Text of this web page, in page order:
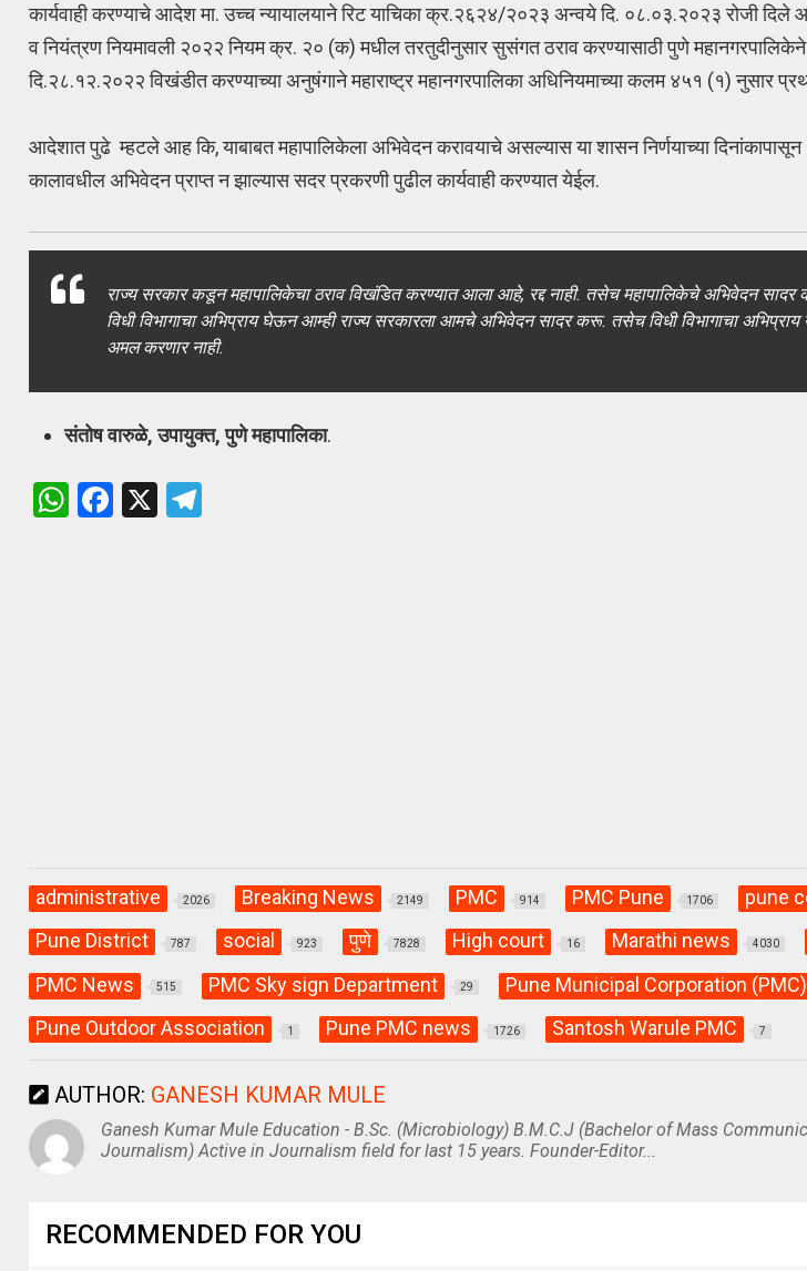
कार्यवाही करण्याचे आदेश मा. उच्च न्यायालयाने रिट याचिका क्र.२६२४/२०२३ अन्वये दि. ०८.०३.२०२३ रोजी
व नियंत्रण नियमावली २०२२ नियम क्र. २० (क) मधील तरतुदीनुसार सुसंगत ठराव करण्यासाठी पुणे
दि.२८.१२.२०२२ विखंडीत करण्याच्या अनुषंगाने महाराष्ट्र महानगरपालिका अधिनियमाच्या कलम ४५१ (१) नुसार
आदेशात पुढे म्हटले आह कि, याबाबत महापालिकेला अभिवेदन करावयाचे असल्यास या शासन निर्णयाच्या
कालावधील अभिवेदन प्राप्त न झाल्यास सदर प्रकरणी पुढील कार्यवाही करण्यात येईल.
राज्य सरकार कडून महापालिकेचा ठराव विखंडित करण्यात आला आहे, रद्द नाही. तसेच महापालिकेचे अभिवेदन सादर
विधी विभागाचा अभिप्राय घेऊन आम्ही राज्य सरकारला आमचे अभिवेदन सादर करू. तसेच विधी विभागाचा
अमल करणार नाही.
संतोष वारुळे, उपायुक्त, पुणे महापालिका.
W F
X
administrative 2026 Breaking News 2149 PMC 914 PMC Pune 1706 pune
Pune District 787 social 923 पुणे 7828 High court 16 Marathi news 4030
PMC News 515 PMC Sky sign Department 29 Pune Municipal Corporation (PMC)
Pune Outdoor Association 1 Pune PMC news 1726 Santosh Warule PMC 7
AUTHOR: GANESH KUMAR MULE
Ganesh Kumar Mule Education - B.Sc. (Microbiology) B.M.C.J (Bachelor of Mass
Journalism) Active in Journalism field for last 15 years. Founder-Editor...
RECOMMENDED FOR YOU